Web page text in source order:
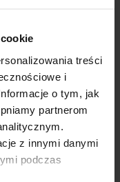
treści
i
o tym, jak
partnerom
z innymi danymi
podczas